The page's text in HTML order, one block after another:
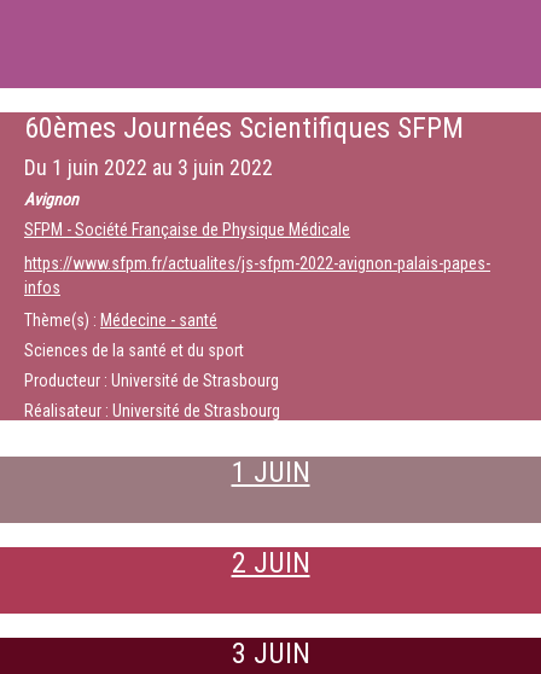
60èmes Journées Scientifiques SFPM
Du 1 juin 2022 au 3 juin 2022
Avignon
SFPM - Société Française de Physique Médicale
https://www.sfpm.fr/actualites/js-sfpm-2022-avignon-palais-papes-
infos
Thème(s) : Médecine - santé
Sciences de la santé et du sport
Producteur : Université de Strasbourg
Réalisateur : Université de Strasbourg
1 JUIN
2 JUIN
3 JUIN